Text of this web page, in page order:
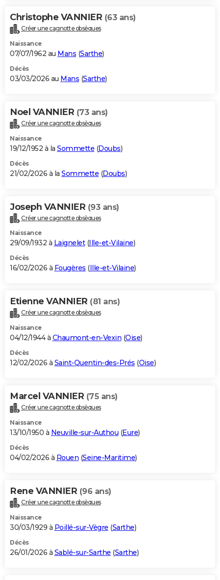
Christophe VANNIER (63 ans)
Créer une cagnotte obsèques
Naissance
07/07/1962 au Mans (Sarthe)
Décès
03/03/2026 au Mans (Sarthe)
Noel VANNIER (73 ans)
Créer une cagnotte obsèques
Naissance
19/12/1952 à la Sommette (Doubs)
Décès
21/02/2026 à la Sommette (Doubs)
Joseph VANNIER (93 ans)
Créer une cagnotte obsèques
Naissance
29/09/1932 à Laignelet(Ille-et-Vilaine)
Décès
16/02/2026 à Fougères (Ille-et-Vilaine)
Etienne VANNIER (81 ans)
Créer une cagnotte obsèques
Naissance
04/12/1944 à Chaumont-en-Vexin (Oise)
Décès
12/02/2026 à Saint-Quentin-des-Prés (Oise)
Marcel VANNIER (75 ans)
Créer une cagnotte obsèques
Naissance
13/10/1950 à Neuville-sur-Authou (Eure)
Décès
04/02/2026 à Rouen (Seine-Maritime)
Rene VANNIER (96 ans)
Créer une cagnotte obsèques
Naissance
30/03/1929 à Poillé-sur-Vègre (Sarthe)
Décès
26/01/2026 à Sablé-sur-Sarthe (Sarthe)